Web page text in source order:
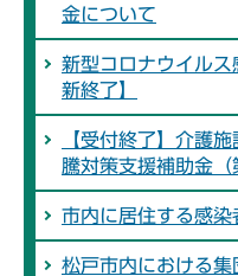
金について
新型コロナウイル
新終了】
【受付終了】介護
騰対策支援補助金（
市内に居住する感染
松戸市内における集